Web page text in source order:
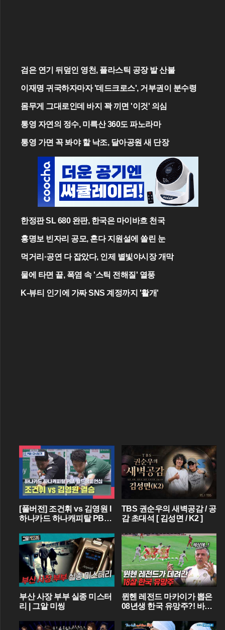
검은 연기 뒤덮인 영천, 플라스틱 공장 발 산불
이재명 귀국하자마자 '데드크로스', 거부권이 분수령
몸무게 그대로인데 바지 꽉 끼면 '이것' 의심
통영 자연의 정수, 미륵산 360도 파노라마
통영 가면 꼭 봐야 할 낙조, 달아공원 새 단장
한정판 SL 680 완판, 한국은 마이바흐 천국
홍명보 빈자리 공모, 혼다 지원설에 쏠린 눈
먹거리·공연 다 잡았다, 인제 별빛야시장 개막
물에 타면 끝, 폭염 속 '스틱 전해질' 열풍
K-뷰티 인기에 가짜 SNS 계정까지 '활개'
[풀버전] 조건휘 vs 김영원 I
하나카드 하나캐피탈 PBA
3.15 방송
TBS 권순우의 새벽공감 / 공
감 초대석 [ 김성면 / K2 ]
부산 사장 부부 실종 미스터
리 | 그알 미씽
뮌헨 레전드 마카이가 뽑은
08년생 한국 유망주?! 바이
4명이라니...